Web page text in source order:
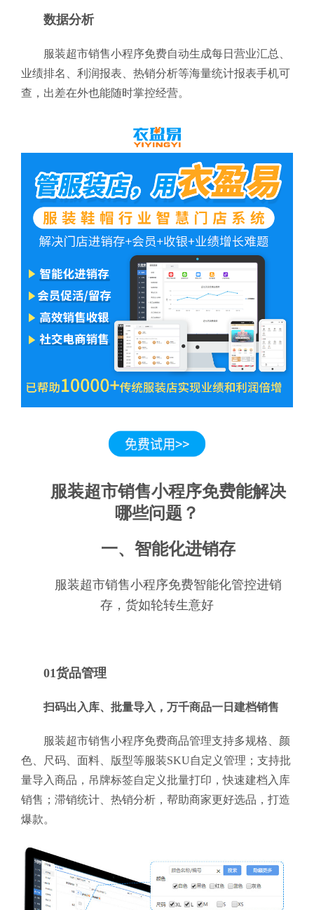
数据分析
服装超市销售小程序免费自动生成每日营业汇总、
业绩排名、利润报表、热销分析等海量统计报表手机可
查，出差在外也能随时掌控经营。
服装超市销售小程序免费能解决
哪些问题？
一、智能化进销存
服装超市销售小程序免费智能化管控进销
存，货如轮转生意好
01货品管理
扫码出入库、批量导入，万千商品一日建档销售
服装超市销售小程序免费商品管理支持多规格、颜
色、尺码、面料、版型等服装SKU自定义管理；支持批
量导入商品，吊牌标签自定义批量打印，快速建档入库
销售；滞销统计、热销分析，帮助商家更好选品，打造
爆款。